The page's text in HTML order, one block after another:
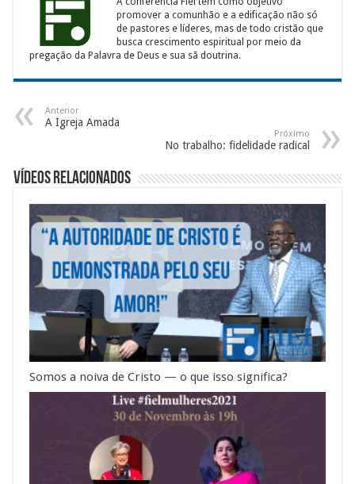
promover a comunhão e a edificação não só
de pastores e líderes, mas de todo cristão que
busca crescimento espiritual por meio da
pregação da Palavra de Deus e sua sã doutrina.
Anterior
A Igreja Amada
Próximo
No trabalho: fidelidade radical
Vídeos Relacionados
Somos a noiva de Cristo — o que isso significa?